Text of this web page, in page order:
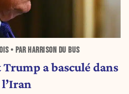
• PAR HARRISON DU BUS
a basculé dans